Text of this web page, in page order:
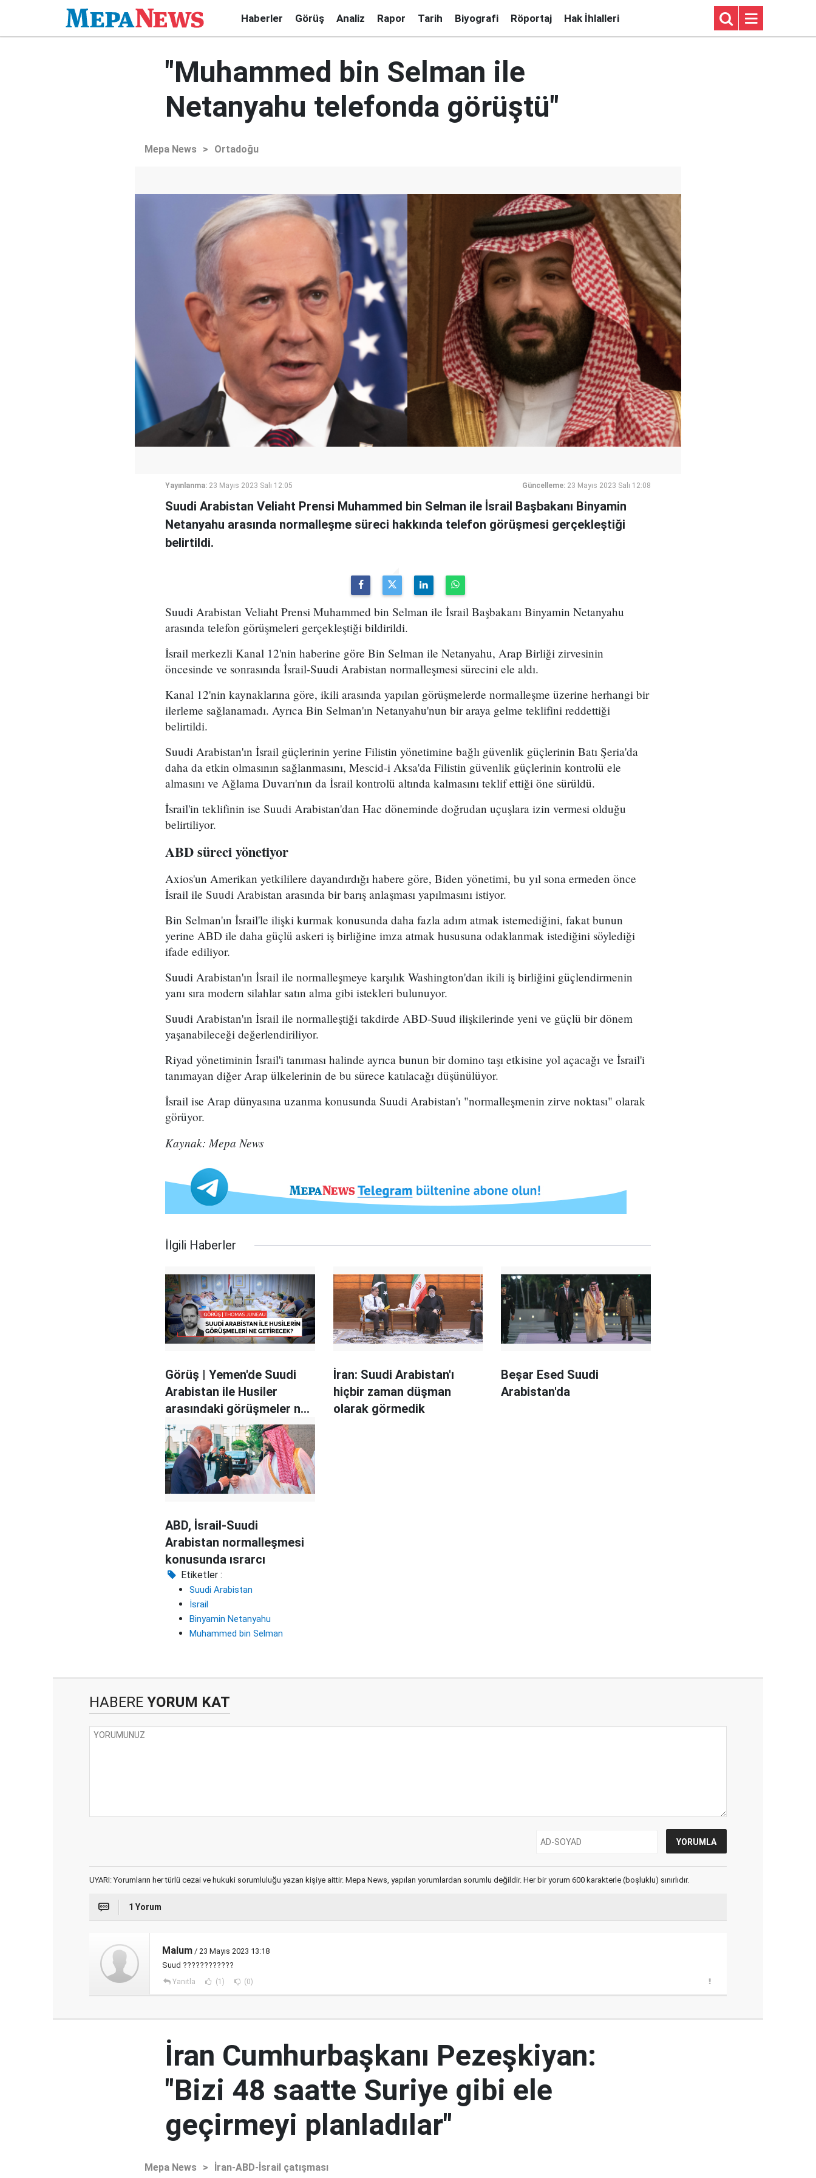
Haberler Görüş Analiz Rapor Tarih Biyografi Röportaj Hak İhlalleri
"Muhammed bin Selman ile
Netanyahu telefonda görüştü"
Mepa News > Ortadoğu
Yayınlanma: 23 Mayıs 2023 Salı 12:05 Güncelleme: 23 Mayıs 2023 Salı 12:08
Suudi Arabistan Veliaht Prensi Muhammed bin Selman ile İsrail Başbakanı Binyamin
Netanyahu arasında normalleşme süreci hakkında telefon görüşmesi gerçekleştiği
belirtildi.
Suudi Arabistan Veliaht Prensi Muhammed bin Selman ile İsrail Başbakanı Binyamin Netanyahu
arasında telefon görüşmeleri gerçekleştiği bildirildi.
İsrail merkezli Kanal 12'nin haberine göre Bin Selman ile Netanyahu, Arap Birliği zirvesinin
öncesinde ve sonrasında İsrail-Suudi Arabistan normalleşmesi sürecini ele aldı.
Kanal 12'nin kaynaklarına göre, ikili arasında yapılan görüşmelerde normalleşme üzerine herhangi bir
ilerleme sağlanamadı. Ayrıca Bin Selman'ın Netanyahu'nun bir araya gelme teklifini reddettiği
belirtildi.
Suudi Arabistan'ın İsrail güçlerinin yerine Filistin yönetimine bağlı güvenlik güçlerinin Batı Şeria'da
daha da etkin olmasının sağlanmasını, Mescid-i Aksa'da Filistin güvenlik güçlerinin kontrolü ele
almasını ve Ağlama Duvarı'nın da İsrail kontrolü altında kalmasını teklif ettiği öne sürüldü.
İsrail'in teklifinin ise Suudi Arabistan'dan Hac döneminde doğrudan uçuşlara izin vermesi olduğu
belirtiliyor.
ABD süreci yönetiyor
Axios'un Amerikan yetkililere dayandırdığı habere göre, Biden yönetimi, bu yıl sona ermeden önce
İsrail ile Suudi Arabistan arasında bir barış anlaşması yapılmasını istiyor.
Bin Selman'ın İsrail'le ilişki kurmak konusunda daha fazla adım atmak istemediğini, fakat bunun
yerine ABD ile daha güçlü askeri iş birliğine imza atmak hususuna odaklanmak istediğini söylediği
ifade ediliyor.
Suudi Arabistan'ın İsrail ile normalleşmeye karşılık Washington'dan ikili iş birliğini güçlendirmenin
yanı sıra modern silahlar satın alma gibi istekleri bulunuyor.
Suudi Arabistan'ın İsrail ile normalleştiği takdirde ABD-Suud ilişkilerinde yeni ve güçlü bir dönem
yaşanabileceği değerlendiriliyor.
Riyad yönetiminin İsrail'i tanıması halinde ayrıca bunun bir domino taşı etkisine yol açacağı ve İsrail'i
tanımayan diğer Arap ülkelerinin de bu sürece katılacağı düşünülüyor.
İsrail ise Arap dünyasına uzanma konusunda Suudi Arabistan'ı "normalleşmenin zirve noktası" olarak
görüyor.
Kaynak: Mepa News
İlgili Haberler
Görüş | Yemen'de Suudi
Arabistan ile Husiler
arasındaki görüşmeler ne
getirecek?
İran: Suudi Arabistan'ı
hiçbir zaman düşman
olarak görmedik
Beşar Esed Suudi
Arabistan'da
ABD, İsrail-Suudi
Arabistan normalleşmesi
konusunda ısrarcı
Etiketler :
Suudi Arabistan
İsrail
Binyamin Netanyahu
Muhammed bin Selman
HABERE YORUM KAT
UYARI: Yorumların her türlü cezai ve hukuki sorumluluğu yazan kişiye aittir. Mepa News, yapılan yorumlardan sorumlu değildir. Her bir yorum 600 karakterle (boşluklu) sınırlıdır.
1 Yorum
Malum / 23 Mayıs 2023 13:18
Suud ????????????
Yanıtla (1) (0)
İran Cumhurbaşkanı Pezeşkiyan:
"Bizi 48 saatte Suriye gibi ele
geçirmeyi planladılar"
Mepa News > İran-ABD-İsrail çatışması